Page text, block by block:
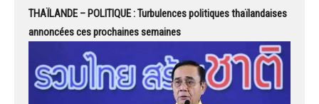
THAÏLANDE – POLITIQUE : Turbulences politiques thaïlandaises
annoncées ces prochaines semaines